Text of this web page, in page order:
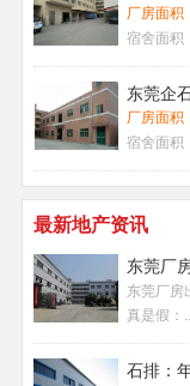
厂房面积
宿舍面积
东莞企
厂房面积
宿舍面积
最新地产资讯
东莞厂
东莞厂房
真是假：
石排：